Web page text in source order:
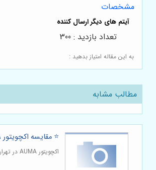
مشخصات
به این مقاله امتیاز بدهید :
تعداد بازدید : 300
مطالب مشابه
⭐️ مقایسه اکچویتور AUMA با رقبای اصلی: کدام برای شما مناسب‌تر است؟ 🆚
اکچویتور AUMA در تهران - در دنیای اتوماسیون صنعتی، انتخاب تجهیزات مناسب، نقشی حیاتی در تضمین عملکرد صحیح، ایمنی و بهره وری سیستم ها ایفا می کند. | مشاهده و خرید